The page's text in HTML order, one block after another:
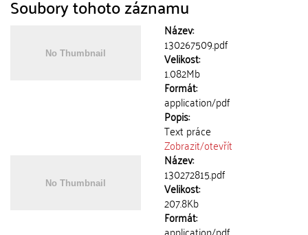
Soubory tohoto záznamu
Název:
130267509.pdf
Velikost:
1.082Mb
Formát:
application/pdf
Popis:
Text práce
Zobrazit/otevřít
Název:
130272815.pdf
Velikost:
207.8Kb
Formát: